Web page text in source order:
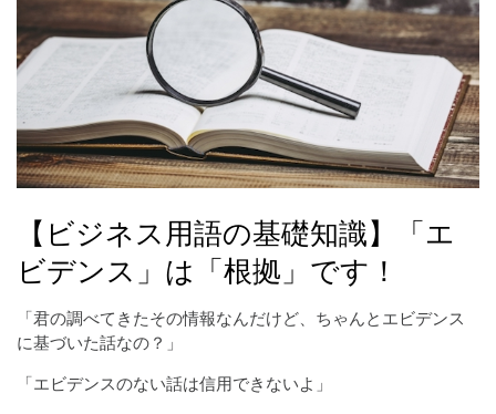
【ビジネス用語の基礎知識】「エ
ビデンス」は「根拠」です！
「君の調べてきたその情報なんだけど、ちゃんとエビデンス
に基づいた話なの？」
「エビデンスのない話は信用できないよ」